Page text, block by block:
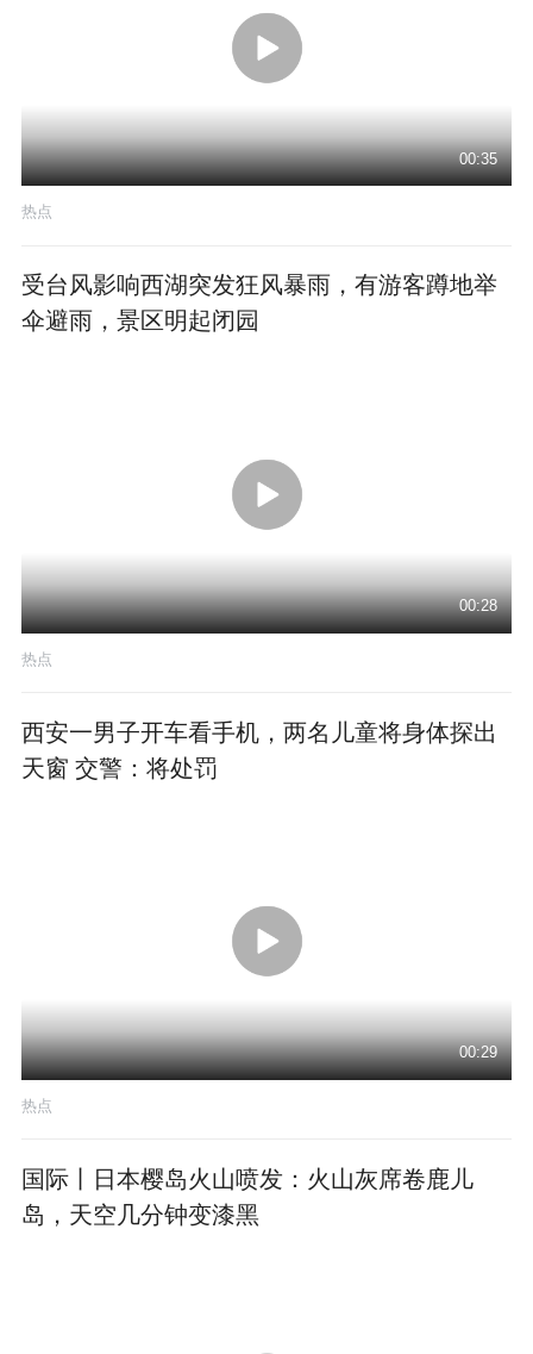
00:35
热点
受台风影响西湖突发狂风暴雨，有游客蹲地举
伞避雨，景区明起闭园
00:28
热点
西安一男子开车看手机，两名儿童将身体探出
天窗 交警：将处罚
00:29
热点
国际丨日本樱岛火山喷发：火山灰席卷鹿儿
岛，天空几分钟变漆黑